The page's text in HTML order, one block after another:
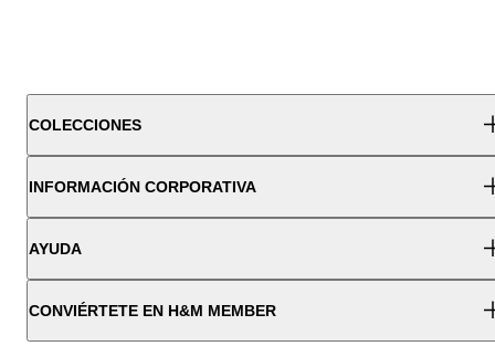
COLECCIONES
INFORMACIÓN CORPORATIVA
AYUDA
CONVIÉRTETE EN H&M MEMBER